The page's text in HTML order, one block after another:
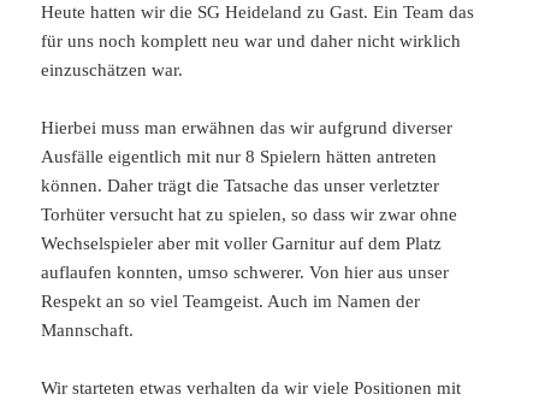
Heute hatten wir die SG Heideland zu Gast. Ein Team das
für uns noch komplett neu war und daher nicht wirklich
einzuschätzen war.
Hierbei muss man erwähnen das wir aufgrund diverser
Ausfälle eigentlich mit nur 8 Spielern hätten antreten
können. Daher trägt die Tatsache das unser verletzter
Torhüter versucht hat zu spielen, so dass wir zwar ohne
Wechselspieler aber mit voller Garnitur auf dem Platz
auflaufen konnten, umso schwerer. Von hier aus unser
Respekt an so viel Teamgeist. Auch im Namen der
Mannschaft.
Wir starteten etwas verhalten da wir viele Positionen mit